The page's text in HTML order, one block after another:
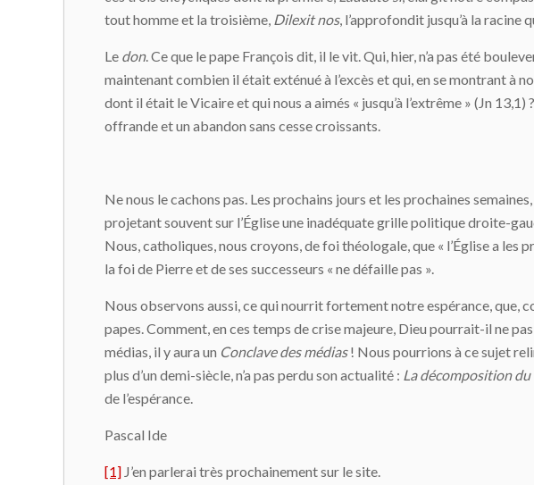
tout homme et la troisième, Dilexit nos, l’approfondit jusqu’à la racine
Le don. Ce que le pape François dit, il le vit. Qui, hier, n’a pas été
maintenant combien il était exténué à l’excès et qui, en se montrant à
dont il était le Vicaire et qui nous a aimés « jusqu’à l’extrême » (Jn
offrande et un abandon sans cesse croissants.
Ne nous le cachons pas. Les prochains jours et les prochaines
projetant souvent sur l’Église une inadéquate grille politique droite-
Nous, catholiques, nous croyons, de foi théologale, que « l’Église a les
la foi de Pierre et de ses successeurs « ne défaille pas ».
Nous observons aussi, ce qui nourrit fortement notre espérance, que,
papes. Comment, en ces temps de crise majeure, Dieu pourrait-il ne
médias, il y aura un Conclave des médias! Nous pourrions à ce sujet
plus d’un demi-siècle, n’a pas perdu son actualité : La décomposition
de l’espérance.
Pascal Ide
[1] J’en parlerai très prochainement sur le site.